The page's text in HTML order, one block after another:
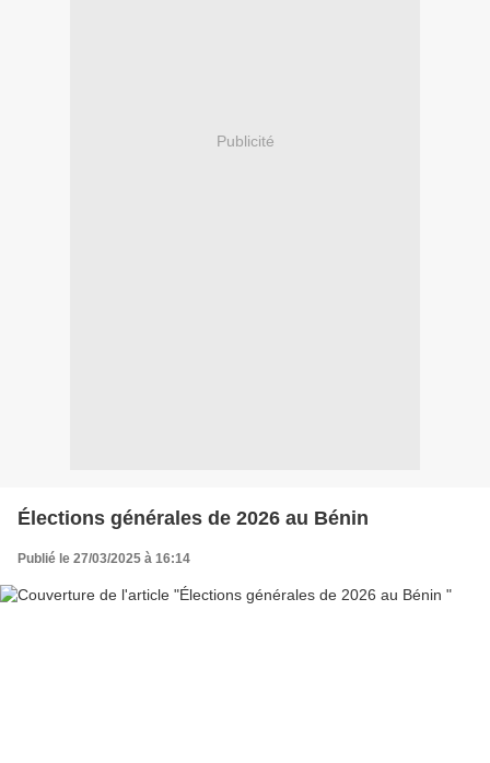
Publicité
Élections générales de 2026 au Bénin
Publié le 27/03/2025 à 16:14